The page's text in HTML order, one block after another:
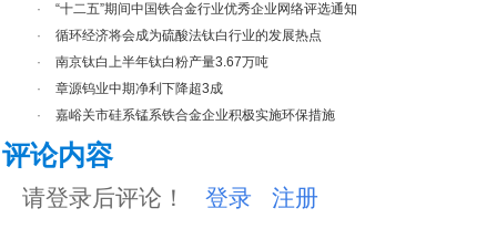
·
“十二五”期间中国铁合金行业优秀企业网络评选通知
·
循环经济将会成为硫酸法钛白行业的发展热点
·
南京钛白上半年钛白粉产量3.67万吨
·
章源钨业中期净利下降超3成
·
嘉峪关市硅系锰系铁合金企业积极实施环保措施
评论内容
请登录后评论！ 登录 注册